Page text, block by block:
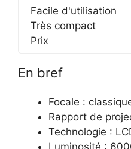
Facile d'utilisation
Très compact
Prix
En bref
Focale :
Rapport de
Technologie :
Luminosité :